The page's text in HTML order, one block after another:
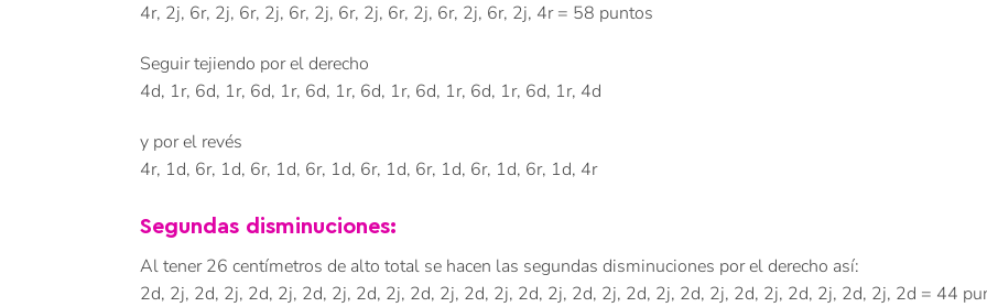
4r, 2j, 6r, 2j, 6r, 2j, 6r, 2j, 6r, 2j, 6r, 2j, 6r, 2j, 6r, 2j, 4r = 58 puntos
Seguir tejiendo por el derecho
4d, 1r, 6d, 1r, 6d, 1r, 6d, 1r, 6d, 1r, 6d, 1r, 6d, 1r, 6d, 1r, 4d
y por el revés
4r, 1d, 6r, 1d, 6r, 1d, 6r, 1d, 6r, 1d, 6r, 1d, 6r, 1d, 6r, 1d, 4r
Segundas disminuciones:
Al tener 26 centímetros de alto total se hacen las segundas disminuciones por el derecho así:
2d, 2j, 2d, 2j, 2d, 2j, 2d, 2j, 2d, 2j, 2d, 2j, 2d, 2j, 2d, 2j, 2d, 2j, 2d, 2j, 2d, 2j, 2d, 2j, 2d, 2j, 2d, 2j, 2d = 44